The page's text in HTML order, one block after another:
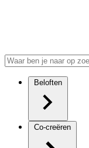
Beloften
Co-creëren